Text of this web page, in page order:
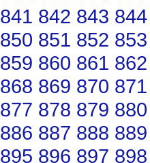
841 842 843 844
850 851 852 853
859 860 861 862
868 869 870 871
877 878 879 880
886 887 888 889
895 896 897 898